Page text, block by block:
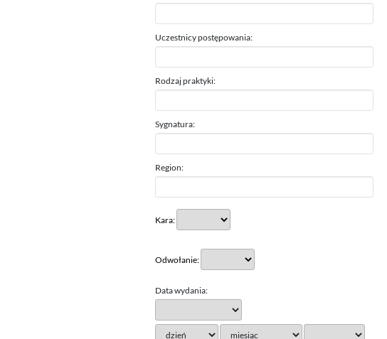
Uczestnicy postępowania:
Rodzaj praktyki:
Sygnatura:
Region:
Kara:
Odwołanie:
Data wydania: